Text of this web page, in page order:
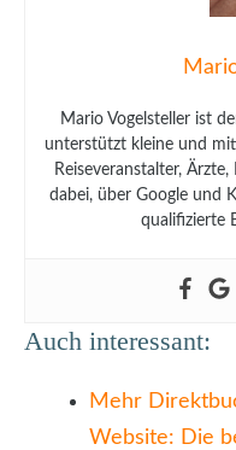
Mario Vogelsteller ist
unterstützt kleine und
Reiseveranstalter,
dabei, über Google und
qualifizierte
Auch interessant:
Mehr
Website: Die